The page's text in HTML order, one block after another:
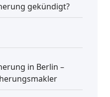
gekündigt?
in Berlin –